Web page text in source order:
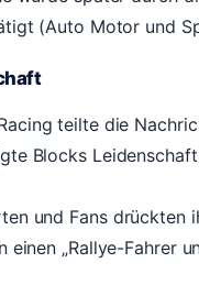
(Auto Motor und
teilte die
Blocks
und Fans drückten
einen „Rallye-Fahrer